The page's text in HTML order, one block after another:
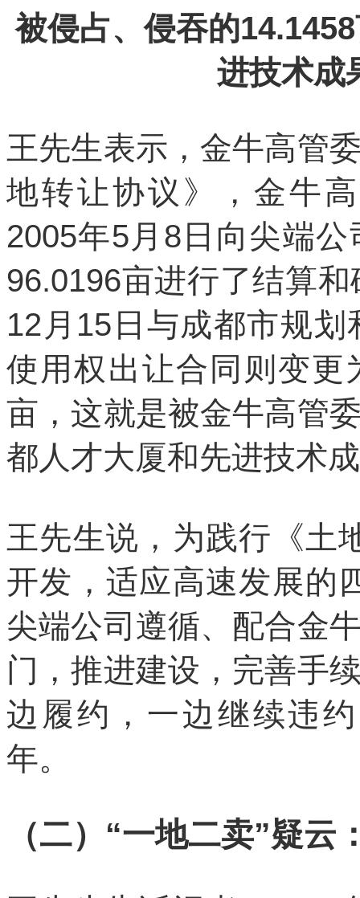
被侵占、侵吞的
进技术成
王先生表示，金牛高管
地转让协议》，金牛
2005年5月8日向尖端
96.0196亩进行了结算
12月15日与成都市规
使用权出让合同则变更
亩，这就是被金牛高管
都人才大厦和先进技术
王先生说，为践行《土
开发，适应高速发展的
尖端公司遵循、配合金
门，推进建设，完善手
边履约，一边继续违
年。
（二）“一地二卖”疑